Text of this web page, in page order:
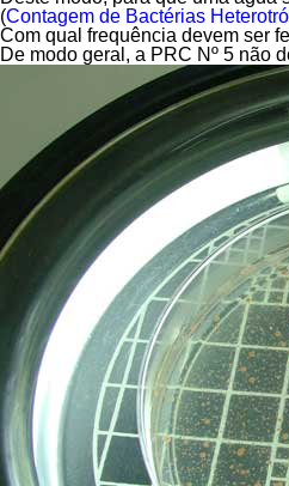
(Contagem de Bactérias
Com qual frequência devem ser
De modo geral, a PRC Nº 5 não